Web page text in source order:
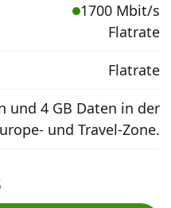
oder
1700 Mbit/s
Flatrate
Flatrate
und 4 GB Daten in der
und Travel-Zone.